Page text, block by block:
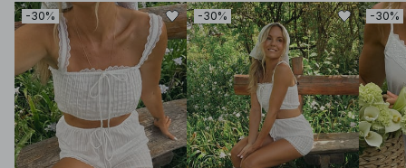
-30% -30% -30%